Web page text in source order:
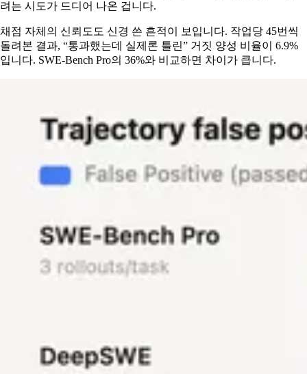
려는 시도가 드디어 나온 겁니다.
채점 자체의 신뢰도도 신경 쓴 흔적이 보입니다. 작업당 45번씩
돌려본 결과, “통과했는데 실제론 틀린” 거짓 양성 비율이 6.9%
입니다. SWE-Bench Pro의 36%와 비교하면 차이가 큽니다.